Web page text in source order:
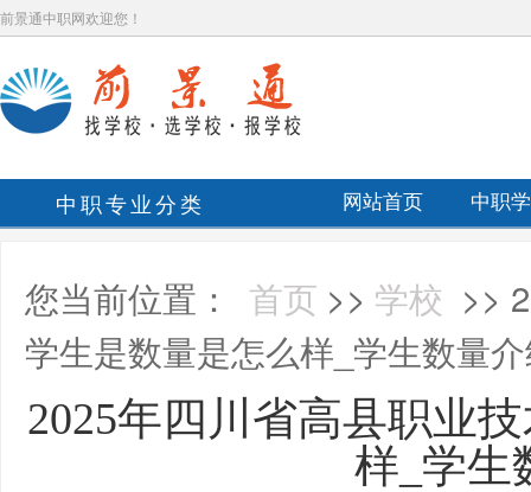
前景通中职网欢迎您！
中职专业分类 网站首页 中职
您当前位置： 首页 >> 学校 >>
学生是数量是怎么样_学生数量
2025年四川省高县职业
样_学生